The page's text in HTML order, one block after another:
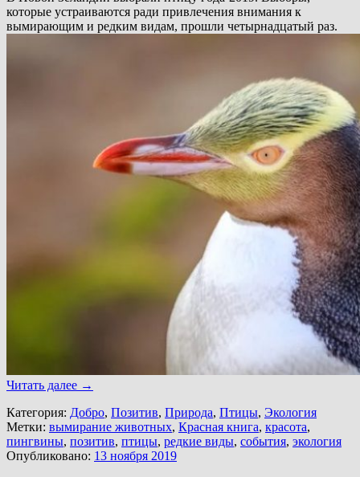
которые устраиваются ради привлечения внимания к
вымирающим и редким видам, прошли четырнадцатый раз.
Читать далее →
Категория: Добро, Позитив, Природа, Птицы, Экология
Метки: вымирание животных, Красная книга, красота,
пингвины, позитив, птицы, редкие виды, события, экология
Опубликовано: 13 ноября 2019